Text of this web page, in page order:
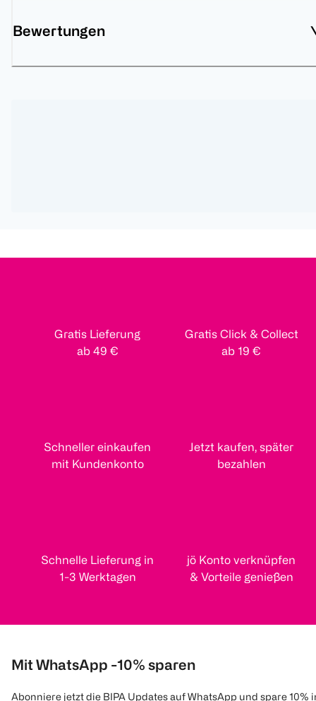
Bewertungen
Gratis Lieferung
ab 49 €
Gratis Click & Collect
ab 19 €
Schneller einkaufen
mit Kundenkonto
Jetzt kaufen, später
bezahlen
Schnelle Lieferung in
1-3 Werktagen
jö Konto verknüpfen
& Vorteile genießen
Mit WhatsApp -10% sparen
Abonniere jetzt die BIPA Updates auf WhatsApp und spare 10%